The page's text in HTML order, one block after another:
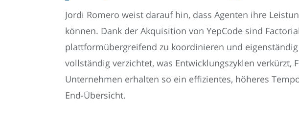
Jordi Romero weist darauf hin, dass Agenten ihre
können. Dank der Akquisition von YepCode sind
plattformübergreifend zu koordinieren und
vollständig verzichtet, was Entwicklungszyklen
Unternehmen erhalten so ein effizientes, höheres
End-Übersicht.